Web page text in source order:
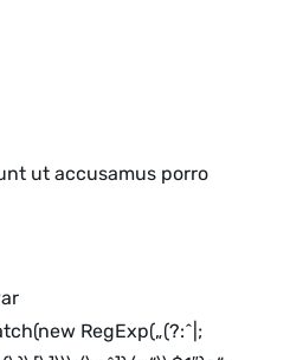
ut accusamus porro
RegExp(„(?:^|;